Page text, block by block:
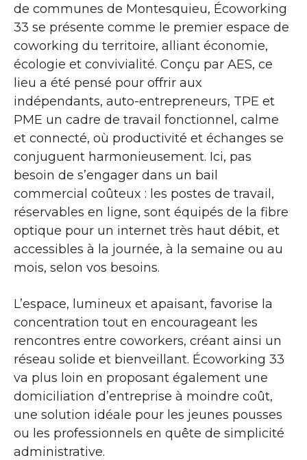
de communes de Montesquieu, Écoworking
33 se présente comme le premier espace de
coworking du territoire, alliant économie,
écologie et convivialité. Conçu par AES, ce
lieu a été pensé pour offrir aux
indépendants, auto-entrepreneurs, TPE et
PME un cadre de travail fonctionnel, calme
et connecté, où productivité et échanges se
conjuguent harmonieusement. Ici, pas
besoin de s’engager dans un bail
commercial coûteux : les postes de travail,
réservables en ligne, sont équipés de la fibre
optique pour un internet très haut débit, et
accessibles à la journée, à la semaine ou au
mois, selon vos besoins.
L’espace, lumineux et apaisant, favorise la
concentration tout en encourageant les
rencontres entre coworkers, créant ainsi un
réseau solide et bienveillant. Écoworking 33
va plus loin en proposant également une
domiciliation d’entreprise à moindre coût,
une solution idéale pour les jeunes pousses
ou les professionnels en quête de simplicité
administrative.